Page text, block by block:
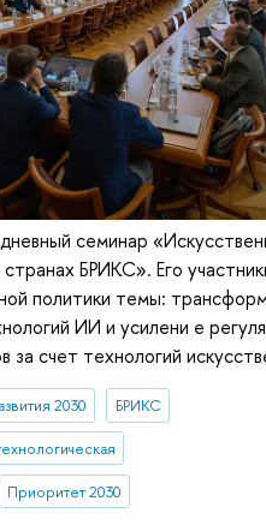
семинар
БРИКС». Его
политики темы:
ИИ и усилени е
за счет технологий
2030 БРИКС
Приоритет 2030